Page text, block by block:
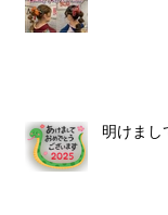
明けまし